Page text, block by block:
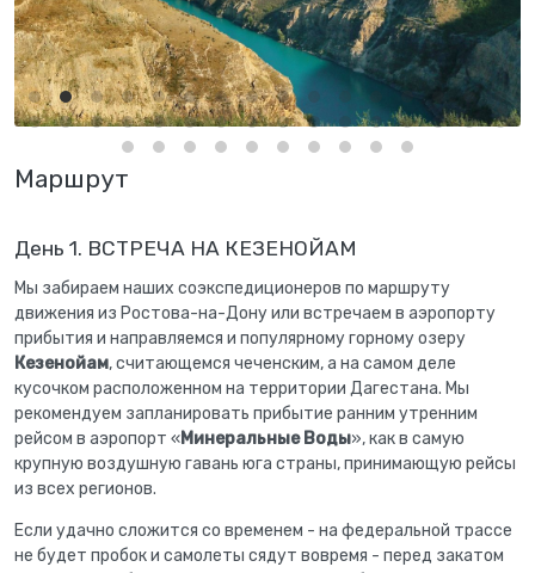
Маршрут
День 1. ВСТРЕЧА НА КЕЗЕНОЙАМ
Мы забираем наших соэкспедиционеров по маршруту
движения из Ростова-на-Дону или встречаем в аэропорту
прибытия и направляемся и популярному горному озеру
Кезенойам, считающемся чеченским, а на самом деле
кусочком расположенном на территории Дагестана. Мы
рекомендуем запланировать прибытие ранним утренним
рейсом в аэропорт «Минеральные Воды», как в самую
крупную воздушную гавань юга страны, принимающую рейсы
из всех регионов.
Если удачно сложится со временем - на федеральной трассе
не будет пробок и самолеты сядут вовремя - перед закатом